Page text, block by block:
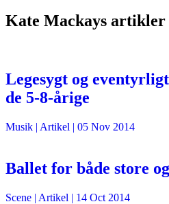
Kate Mackays artikler
Legesygt og
de 5-8-årige
Musik | Artikel | 05 Nov 2014
Ballet for både store
Scene | Artikel | 14 Oct 2014